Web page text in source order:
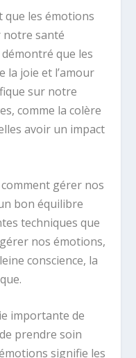
que les émotions
notre santé
que les
la joie et l’amour
sur notre
comme la colère
avoir un impact
gérer nos
bon équilibre
techniques que
nos émotions,
conscience, la
importante de
prendre soin
signifie les